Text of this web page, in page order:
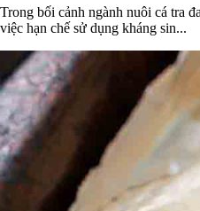
Trong bối cảnh ngành nuôi cá tra
việc hạn chế sử dụng kháng sin...